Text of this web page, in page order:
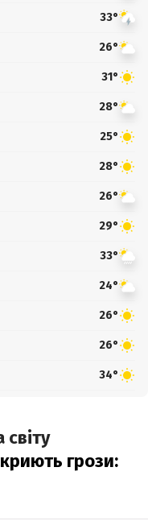
33°
26°
31°
28°
25°
28°
26°
29°
33°
24°
26°
26°
34°
грози: